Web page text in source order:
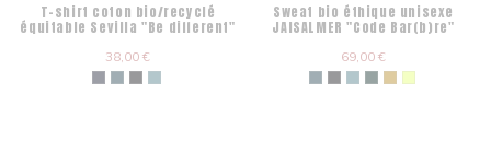
T-shirt coton bio/recyclé
équitable Sevilla "Be different"
38,00 €
Sweat bio éthique unisexe
JAISALMER "Code Bar(b)re"
69,00 €